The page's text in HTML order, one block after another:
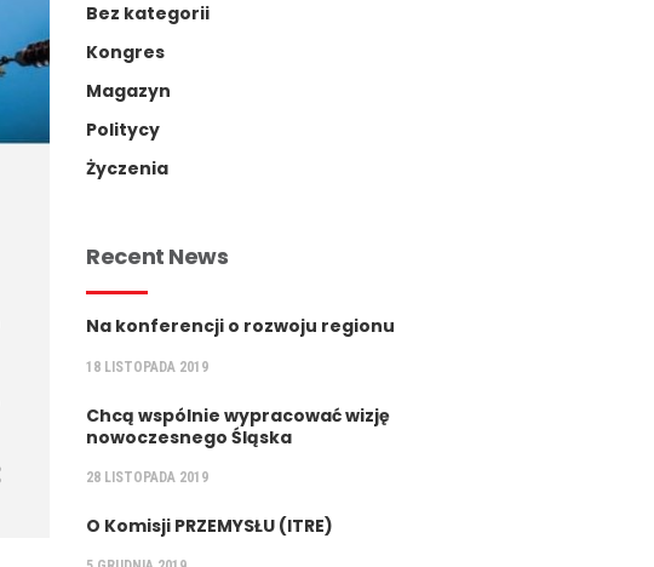
Bez kategorii
Kongres
Magazyn
Politycy
Życzenia
Recent News
Na konferencji o rozwoju regionu
18 LISTOPADA 2019
Chcą wspólnie wypracować wizję
nowoczesnego Śląska
28 LISTOPADA 2019
O Komisji PRZEMYSŁU (ITRE)